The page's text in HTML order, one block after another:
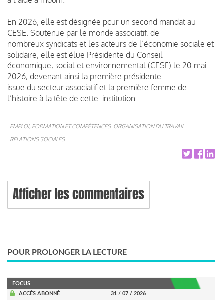
En 2026, elle est désignée pour un second mandat au
CESE. Soutenue par le monde associatif, de
nombreux syndicats et les acteurs de l’économie sociale et
solidaire, elle est élue Présidente du Conseil
économique, social et environnemental (CESE) le 20 mai
2026, devenant ainsi la première présidente
issue du secteur associatif et la première femme de
l’histoire à la tête de cette institution.
EMPLOI, FORMATION ET COMPÉTENCES ORGANISATION DU TRAVAIL
RELATIONS SOCIALES
Afficher les commentaires
POUR PROLONGER LA LECTURE
FOCUS
ACCÈS ABONNÉ
31 / 07 / 2026